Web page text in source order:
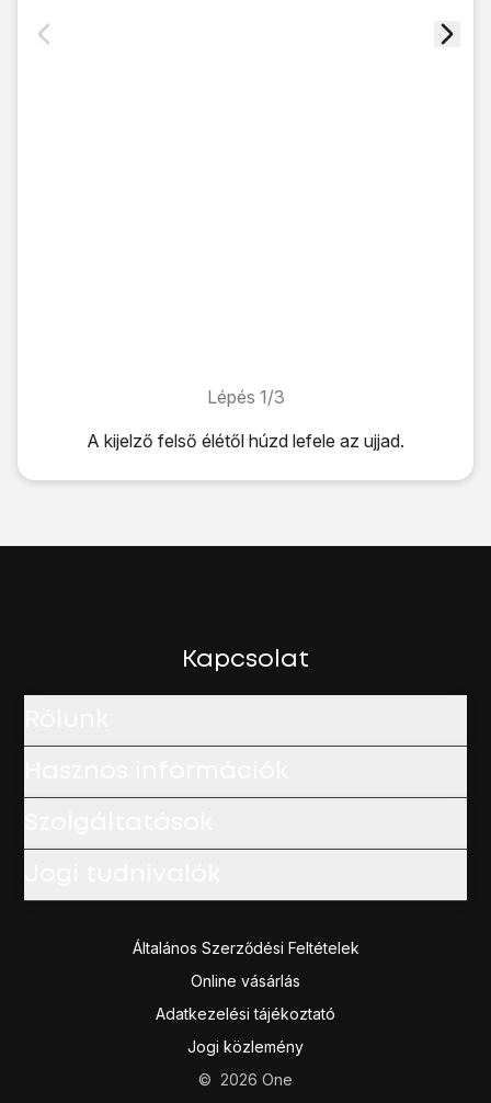
Lépés 1/3
Lépés 1/3A kijelző felső élétől húzd lefele az ujjad.
A kijelző felső élétől húzd lefele az ujjad.
Kapcsolat
Általános Szerződési Feltételek
Online vásárlás
Adatkezelési tájékoztató
Jogi közlemény
© 2026 One